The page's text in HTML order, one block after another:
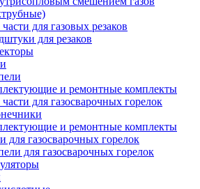
для газовых резаков
для резаков
и ремонтные комплекты
для газосварочных горелок
и ремонтные комплекты
для газосварочных горелок
для газосварочных горелок